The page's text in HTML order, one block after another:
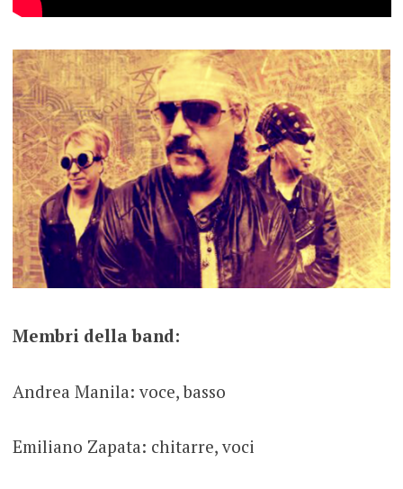
Membri della band:
Andrea Manila: voce, basso
Emiliano Zapata: chitarre, voci